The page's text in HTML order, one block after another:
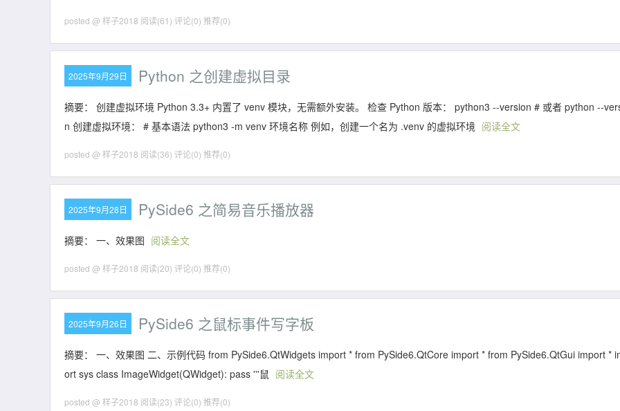
posted @ 样子2018 阅读(61) 评论(0) 推荐(0)
2025年9月29日 Python 之创建虚拟目录
摘要： 创建虚拟环境 Python 3.3+ 内置了 venv 模块，无需额外安装。 检查 Python 版本： python3 --version # 或者 python --
n 创建虚拟环境： # 基本语法 python3 -m venv 环境名称 例如，创建一个名为 .venv 的虚拟环境 阅读全文
posted @ 样子2018 阅读(36) 评论(0) 推荐(0)
2025年9月28日 PySide6 之简易音乐播放器
摘要： 一、效果图 阅读全文
posted @ 样子2018 阅读(20) 评论(0) 推荐(0)
2025年9月26日 PySide6 之鼠标事件写字板
摘要： 一、效果图 二、示例代码 from PySide6.QtWidgets import * from PySide6.QtCore import * from PySide6.QtGui import *
ort sys class ImageWidget(QWidget): pass '''鼠 阅读全文
posted @ 样子2018 阅读(23) 评论(0) 推荐(0)